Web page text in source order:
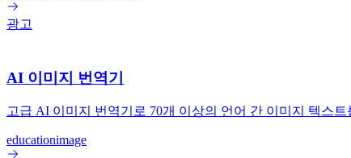
광고
AI 이미지 번역기
고급 AI 이미지 번역기로 70개 이상의 언어 간 이미지 텍스
educationimage